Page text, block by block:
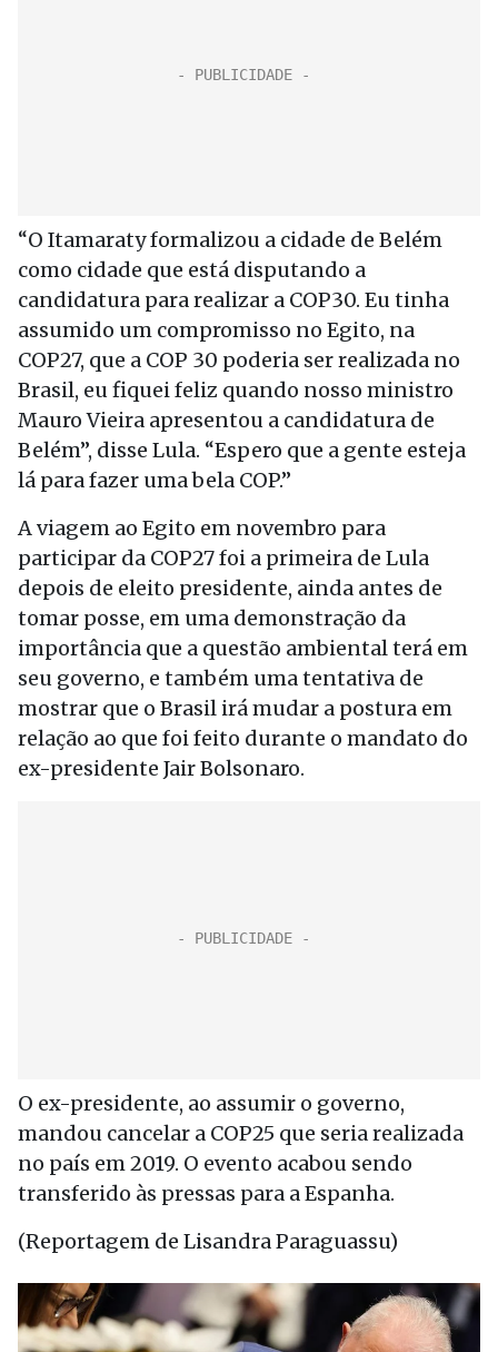
“O Itamaraty formalizou a cidade de Belém
como cidade que está disputando a
candidatura para realizar a COP30. Eu tinha
assumido um compromisso no Egito, na
COP27, que a COP 30 poderia ser realizada no
Brasil, eu fiquei feliz quando nosso ministro
Mauro Vieira apresentou a candidatura de
Belém”, disse Lula. “Espero que a gente esteja
lá para fazer uma bela COP.”
A viagem ao Egito em novembro para
participar da COP27 foi a primeira de Lula
depois de eleito presidente, ainda antes de
tomar posse, em uma demonstração da
importância que a questão ambiental terá em
seu governo, e também uma tentativa de
mostrar que o Brasil irá mudar a postura em
relação ao que foi feito durante o mandato do
ex-presidente Jair Bolsonaro.
O ex-presidente, ao assumir o governo,
mandou cancelar a COP25 que seria realizada
no país em 2019. O evento acabou sendo
transferido às pressas para a Espanha.
(Reportagem de Lisandra Paraguassu)